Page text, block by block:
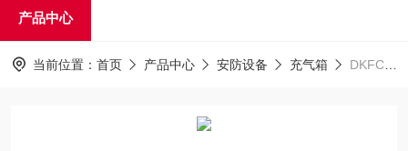
产品中心
当前位置： 首页 产品中心 安防设备 充气箱 DKFCTANK-BOX4四瓶充气箱